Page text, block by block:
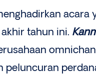
acara
tahun ini.
peluncuran